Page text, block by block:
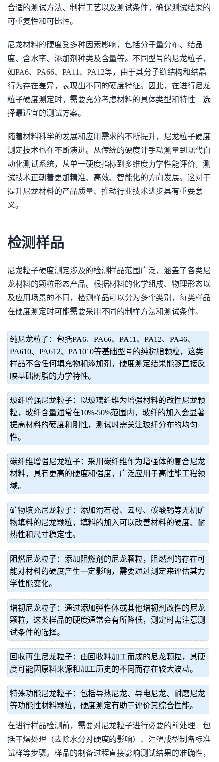
合适的测试方法、制样工艺以及测试条件，确保测试结果的
可重复性和可比性。
尼龙材料的硬度受多种因素影响，包括分子量分布、结晶
度、含水率、添加剂种类及含量等。不同型号的尼龙粒子，
如PA6、PA66、PA11、PA12等，由于其分子链结构和结晶
行为存在差异，表现出不同的硬度特征。因此，在进行尼龙
粒子硬度测定时，需要充分考虑材料的具体类型和特性，选
择最适宜的测试方案。
随着材料科学的发展和应用需求的不断提升，尼龙粒子硬度
测定技术也在不断演进。从传统的硬度计手动测量到现代自
动化测试系统，从单一硬度指标到多维度力学性能评价，测
试技术正朝着更加精准、高效、智能化的方向发展。这对于
提升尼龙材料的产品质量、推动行业技术进步具有重要意
义。
检测样品
尼龙粒子硬度测定涉及的检测样品范围广泛，涵盖了各类尼
龙材料的颗粒形态产品。根据材料的化学组成、物理形态以
及应用场景的不同，检测样品可以分为多个类别，每类样品
在硬度测定时可能需要采用不同的制样方法和测试条件。
纯尼龙粒子：包括PA6、PA66、PA11、PA12、PA46、
PA610、PA612、PA1010等基础型号的纯树脂颗粒，这类
样品不含任何填充物和添加剂，硬度测定结果能够直接反
映基础树脂的力学特性。
玻纤增强尼龙粒子：以玻璃纤维为增强材料的改性尼龙颗
粒，玻纤含量通常在10%-50%范围内，玻纤的加入会显著
提高材料的硬度和刚性，测试时需关注玻纤分布的均匀
性。
碳纤维增强尼龙粒子：采用碳纤维作为增强体的复合尼龙
材料，具有更高的硬度和强度，广泛应用于高性能工程领
域。
矿物填充尼龙粒子：添加滑石粉、云母、碳酸钙等无机矿
物填料的尼龙颗粒，填料的加入可以改善材料的硬度、耐
热性和尺寸稳定性。
阻燃尼龙粒子：添加阻燃剂的尼龙颗粒，阻燃剂的存在可
能对材料的硬度产生一定影响，需要通过测定来评估其力
学性能变化。
增韧尼龙粒子：通过添加弹性体或其他增韧剂改性的尼龙
颗粒，这类样品的硬度通常会有所降低，测定时需注意测
试条件的选择。
回收再生尼龙粒子：由回收料加工而成的尼龙颗粒，其硬
度可能因原料来源和加工历史的不同而存在较大波动。
特殊功能尼龙粒子：包括导热尼龙、导电尼龙、耐磨尼龙
等功能性材料颗粒，硬度测定有助于评价其综合性能。
在进行样品检测前，需要对尼龙粒子进行必要的前处理，包
括干燥处理（去除水分对硬度的影响）、注塑成型制备标准
试样等步骤。样品的制备过程直接影响测试结果的准确性，